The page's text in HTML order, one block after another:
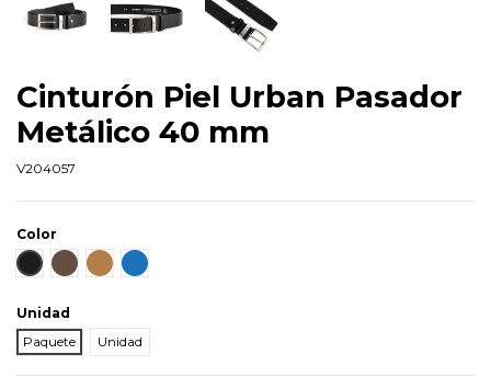
Cinturón Piel Urban Pasador
Metálico 40 mm
V204057
Color
Negro
Marrón Cuero Azul
Unidad
Paquete
Unidad